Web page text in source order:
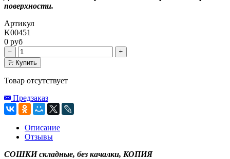
поверхности.
Артикул
K00451
0 руб
Купить
Товар отсутствует
Предзаказ
Описание
Отзывы
СОШКИ складные, без качалки, КОПИЯ